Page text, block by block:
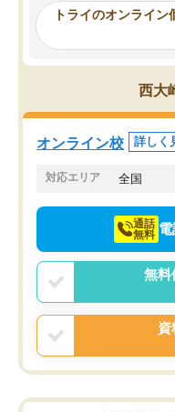
ったんですが、学生の
み、徐々に成績が上がっ
思っていました。何が
を的確に指導いただき
くりするほど楽しんで
塾を受けています。狙
つ成績も上がり、苦手意
てきたので、さらに苦手
でお願いしました。来年
トライのオンライ
西大
オンライン校 詳しく
対応エリア 全国
通話
無料
無料
資